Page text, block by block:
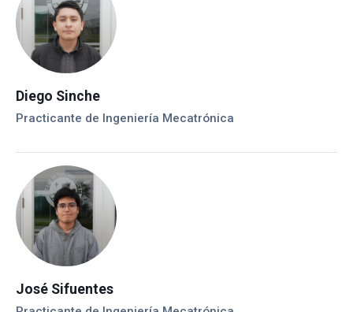
Diego Sinche
Practicante de Ingeniería Mecatrónica
José Sifuentes